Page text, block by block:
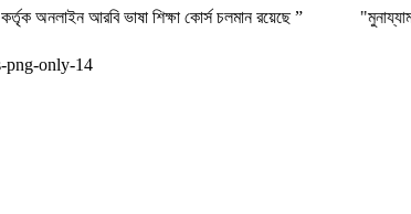
অনলাইন আরবি ভাষা শিক্ষা কোর্স চলমান রয়েছে ” "মুনায্যামার